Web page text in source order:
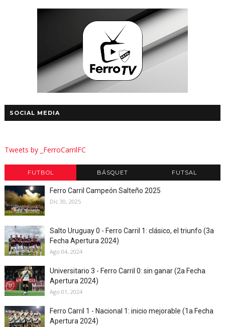
SOCIAL MEDIA
Tweets by _FerroCarrilFC
FUTBOL BÁSQUET FUTSAL
Ferro Carril Campeón Salteño 2025
Dic 30, 2025
Salto Uruguay 0 - Ferro Carril 1: clásico, el triunfo (3a
Fecha Apertura 2024)
Ago 04, 2024
Universitario 3 - Ferro Carril 0: sin ganar (2a Fecha
Apertura 2024)
Ago 01, 2024
Ferro Carril 1 - Nacional 1: inicio mejorable (1a Fecha
Apertura 2024)